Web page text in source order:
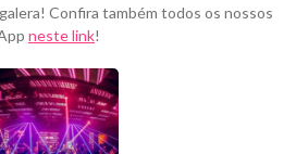
Confira também todos os nossos
neste link!